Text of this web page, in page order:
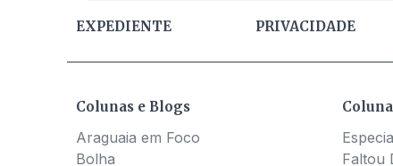
EXPEDIENTE PRIVACIDADE
Colunas e Blogs
Araguaia em Foco
Bolha
Faltou